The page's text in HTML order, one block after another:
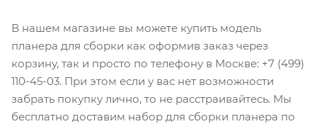
В нашем магазине вы можете купить модель
планера для сборки как оформив заказ через
корзину, так и просто по телефону в Москве: +7 (499)
110-45-03. При этом если у вас нет возможности
забрать покупку лично, то не расстраивайтесь. Мы
бесплатно доставим набор для сборки планера по